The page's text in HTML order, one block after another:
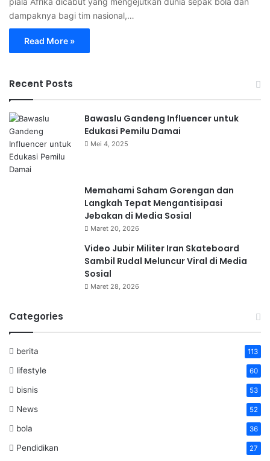
dampaknya bagi tim nasional,…
Read More »
Recent Posts
Bawaslu Gandeng Influencer untuk
Edukasi Pemilu Damai
Mei 4, 2025
Memahami Saham Gorengan dan
Langkah Tepat Mengantisipasi
Jebakan di Media Sosial
Maret 20, 2026
Video Jubir Militer Iran Skateboard
Sambil Rudal Meluncur Viral di Media
Sosial
Maret 28, 2026
Categories
berita 113
lifestyle 60
bisnis 53
News 52
bola 36
Pendidikan 27